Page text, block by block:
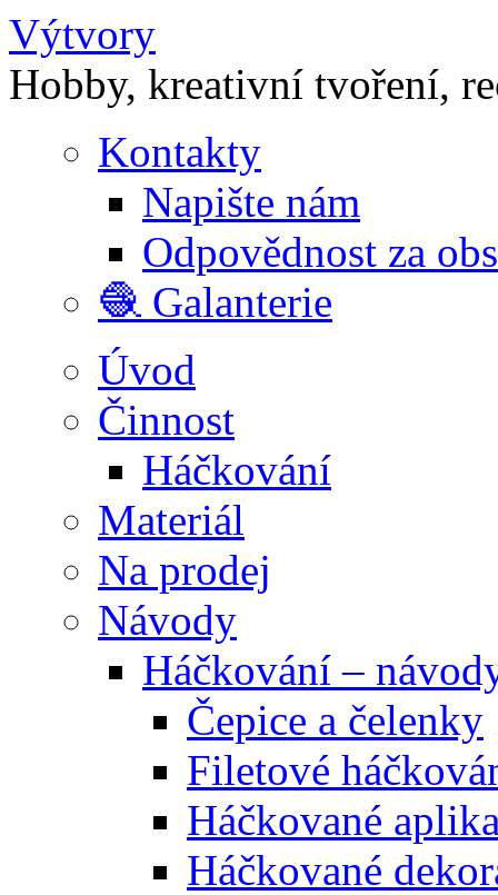
Výtvory
Hobby, kreativní tvoření,
Kontakty
Napište nám
Odpovědnost za
🧶 Galanterie
Úvod
Činnost
Háčkování
Materiál
Na prodej
Návody
Háčkování –
Čepice a čelenky
Filetové
Háčkované
Háčkované